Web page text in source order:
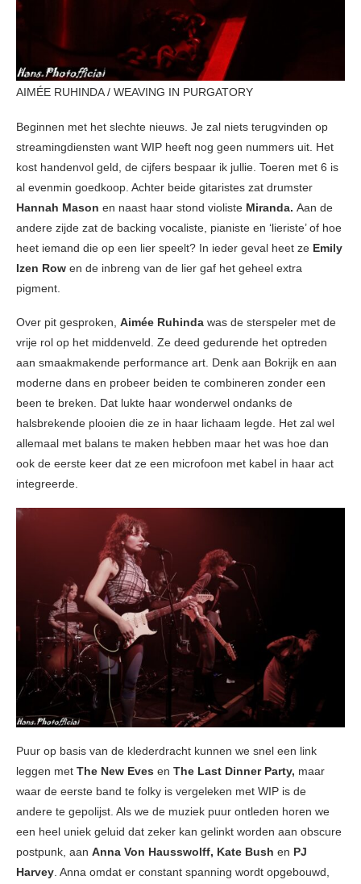
AIMÉE RUHINDA / WEAVING IN PURGATORY
Beginnen met het slechte nieuws. Je zal niets terugvinden op
streamingdiensten want WIP heeft nog geen nummers uit. Het
kost handenvol geld, de cijfers bespaar ik jullie. Toeren met 6 is
al evenmin goedkoop. Achter beide gitaristes zat drumster
Hannah Mason en naast haar stond violiste Miranda. Aan de
andere zijde zat de backing vocaliste, pianiste en ‘lieriste’ of hoe
heet iemand die op een lier speelt? In ieder geval heet ze Emily
Izen Row en de inbreng van de lier gaf het geheel extra
pigment.
Over pit gesproken, Aimée Ruhinda was de sterspeler met de
vrije rol op het middenveld. Ze deed gedurende het optreden
aan smaakmakende performance art. Denk aan Bokrijk en aan
moderne dans en probeer beiden te combineren zonder een
been te breken. Dat lukte haar wonderwel ondanks de
halsbrekende plooien die ze in haar lichaam legde. Het zal wel
allemaal met balans te maken hebben maar het was hoe dan
ook de eerste keer dat ze een microfoon met kabel in haar act
integreerde.
Puur op basis van de klederdracht kunnen we snel een link
leggen met The New Eves en The Last Dinner Party, maar
waar de eerste band te folky is vergeleken met WIP is de
andere te gepolijst. Als we de muziek puur ontleden horen we
een heel uniek geluid dat zeker kan gelinkt worden aan obscure
postpunk, aan Anna Von Hausswolff, Kate Bush en PJ
Harvey . Anna omdat er constant spanning wordt opgebouwd,